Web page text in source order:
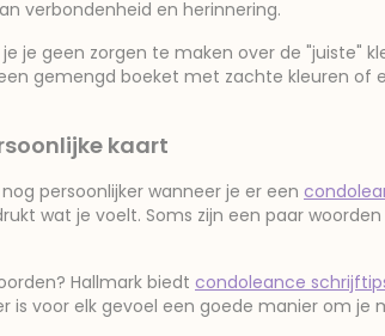
verbondenheid en herinnering.
je geen zorgen te maken over de "juiste"
gemengd boeket met zachte kleuren of
kaart
persoonlijker wanneer je er een
wat je voelt. Soms zijn een paar
Hallmark biedt condoleance
is voor elk gevoel een goede manier om je